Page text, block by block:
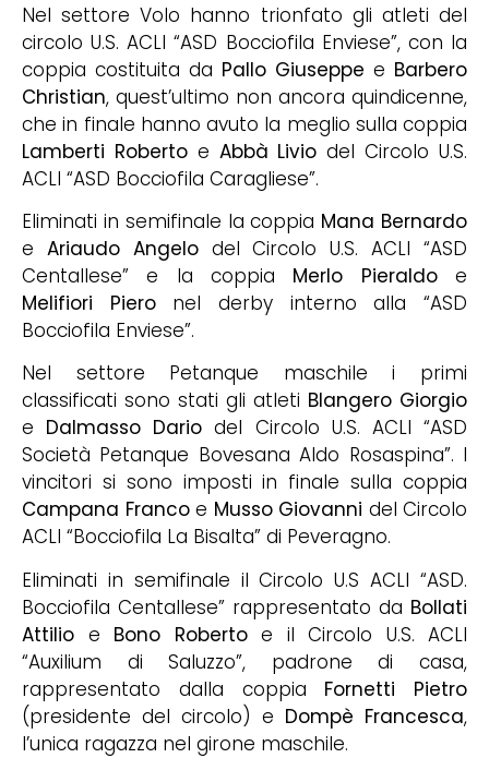
Nel settore Volo hanno trionfato gli atleti del
circolo U.S. ACLI “ASD Bocciofila Enviese”, con la
coppia costituita da Pallo Giuseppe e Barbero
Christian, quest’ultimo non ancora quindicenne,
che in finale hanno avuto la meglio sulla coppia
Lamberti Robertoe Abbà Livio del Circolo U.S.
ACLI “ASD Bocciofila Caragliese”.
Eliminati in semifinale la coppia Mana Bernardo
e Ariaudo Angelodel Circolo U.S. ACLI “ASD
Centallese” e la coppia Merlo Pieraldoe
Melifiori Pieronel derby interno alla “ASD
Bocciofila Enviese”.
Nel settore Petanque maschile i primi
classificati sono stati gli atleti Blangero Giorgio
e Dalmasso Dario del Circolo U.S. ACLI “ASD
Società Petanque Bovesana Aldo Rosaspina”. I
vincitori si sono imposti in finale sulla coppia
Campana Francoe Musso Giovanni del Circolo
ACLI “Bocciofila La Bisalta” di Peveragno.
Eliminati in semifinale il Circolo U.S ACLI “ASD.
Bocciofila Centallese” rappresentato da Bollati
Attilio e Bono Robertoe il Circolo U.S. ACLI
“Auxilium di Saluzzo”, padrone di casa,
rappresentato dalla coppia Fornetti Pietro
(presidente del circolo) e Dompè Francesca,
l’unica ragazza nel girone maschile.